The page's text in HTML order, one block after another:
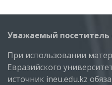
Уважаемый посетитель
При использовании
Евразийского
источник ineu.edu.kz